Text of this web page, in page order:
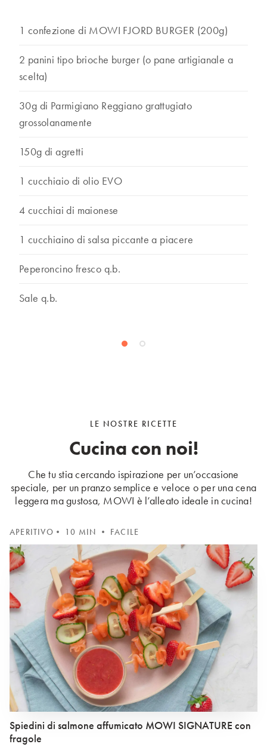
1 confezione di MOWI FJORD BURGER (200g)
2 panini tipo brioche burger (o pane artigianale a
scelta)
30g di Parmigiano Reggiano grattugiato
grossolanamente
150g di agretti
1 cucchiaio di olio EVO
4 cucchiai di maionese
1 cucchiaino di salsa piccante a piacere
Peperoncino fresco q.b.
Sale q.b.
LE NOSTRE RICETTE
Cucina con noi!
Che tu stia cercando ispirazione per un’occasione
speciale, per un pranzo semplice e veloce o per una cena
leggera ma gustosa, MOWI è l’alleato ideale in cucina!
APERITIVO • 10 MIN • FACILE
Spiedini di salmone affumicato MOWI SIGNATURE con
fragole